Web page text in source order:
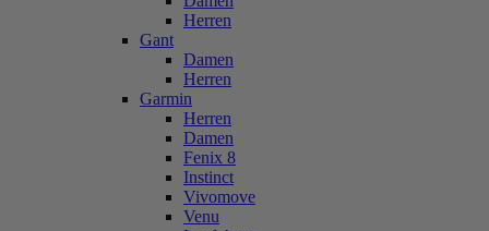
Herren
Gant
Damen
Herren
Garmin
Herren
Damen
Fenix 8
Instinct
Vivomove
Venu